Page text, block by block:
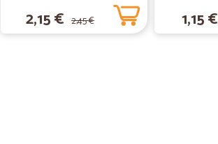
2,15 € 2,45 € 1,15 €